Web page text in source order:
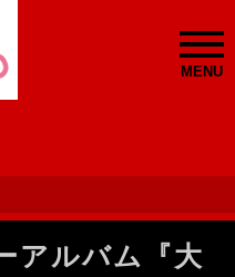
MENU
アルバム『大